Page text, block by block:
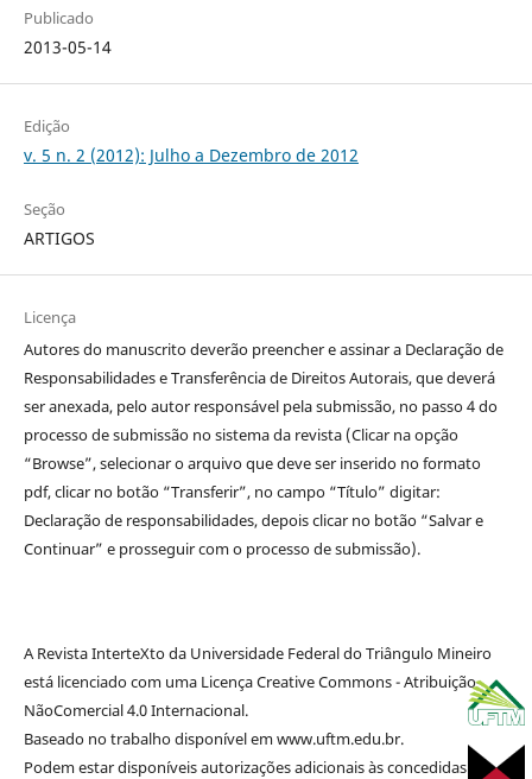
Publicado
2013-05-14
Edição
v. 5 n. 2 (2012): Julho a Dezembro de 2012
Seção
ARTIGOS
Licença
Autores do manuscrito deverão preencher e assinar a Declaração de
Responsabilidades e Transferência de Direitos Autorais, que deverá
ser anexada, pelo autor responsável pela submissão, no passo 4 do
processo de submissão no sistema da revista (Clicar na opção
“Browse”, selecionar o arquivo que deve ser inserido no formato
pdf, clicar no botão “Transferir”, no campo “Título” digitar:
Declaração de responsabilidades, depois clicar no botão “Salvar e
Continuar” e prosseguir com o processo de submissão).
A Revista InterteXto da Universidade Federal do Triângulo Mineiro
está licenciado com uma Licença Creative Commons - Atribuição-
NãoComercial 4.0 Internacional.
Baseado no trabalho disponível em www.uftm.edu.br.
Podem estar disponíveis autorizações adicionais às concedidas no